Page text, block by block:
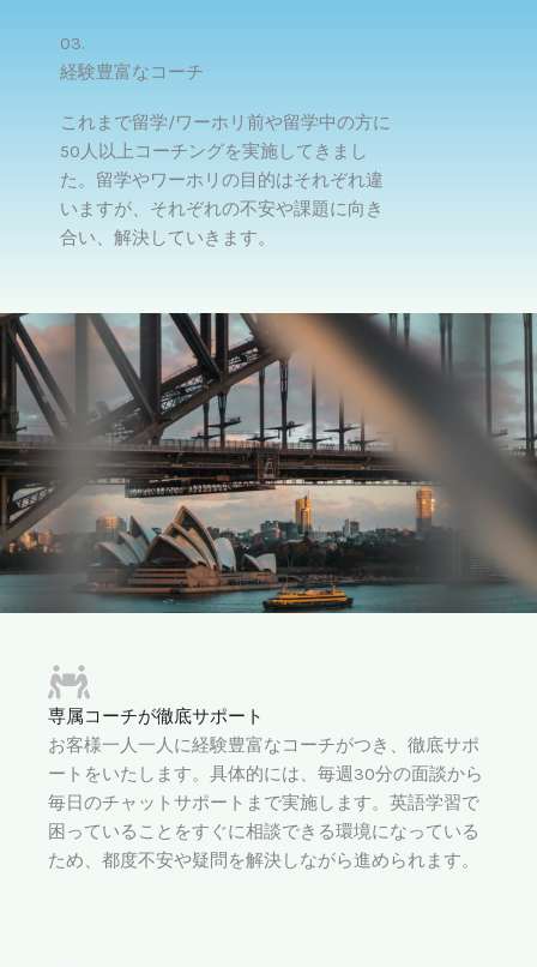
03.
経験豊富なコーチ
これまで留学/ワーホリ前や留学中の方に
50人以上コーチングを実施してきまし
た。留学やワーホリの目的はそれぞれ違
いますが、それぞれの不安や課題に向き
合い、解決していきます。
専属コーチが徹底サポート
お客様一人一人に経験豊富なコーチがつき、徹底サポ
ートをいたします。具体的には、毎週30分の面談から
毎日のチャットサポートまで実施します。英語学習で
困っていることをすぐに相談できる環境になっている
ため、都度不安や疑問を解決しながら進められます。